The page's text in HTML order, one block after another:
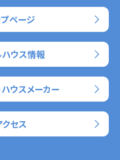
プページ
ウス情報
ウスメーカー
クセス